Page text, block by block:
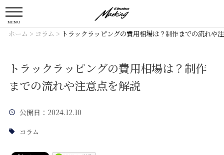
MENU
ホーム > コラム > トラックラッピングの費用相場は？制作までの流れや
トラックラッピングの費用相場は？制作
までの流れや注意点を解説
公開日 ：2024.12.10
コラム